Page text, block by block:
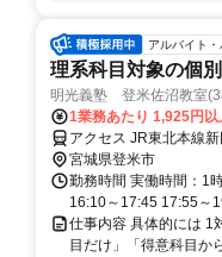
アルバイト・
理系科目対象の個
明光義塾 登米佐沼教室
1業務あたり 1,925円以
アクセス JR東北本線
宮城県登米市
勤務時間 実働時間：1
16:10～17:45 17:55～
仕事内容 具体的には 1
目だけ」「得意科目か